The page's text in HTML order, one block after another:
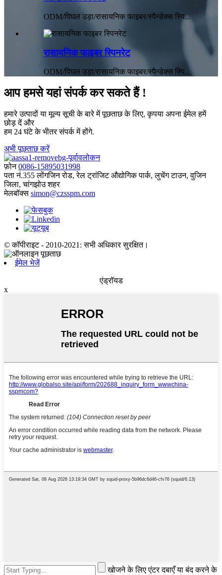
ODM/पिघल उड़ा/रासायनिक फाइबर/स्पैन्डेक्स स्पि...
रासायनिक फाइबर स्पिनरेट
ODM/पिघल उड़ा/रासायनिक फाइबर/स्पैन्डेक्स स्पि...
आप हमसे यहां संपर्क कर सकते हैं !
हमारे उत्पादों या मूल्य सूची के बारे में पूछताछ के लिए, कृपया अपना ईमेल हमें
छोड़ दें और
हम 24 घंटे के भीतर संपर्क में होंगे.
अभी पूछताछ करें
फ़ोन 0086-15895031998
पता नं.355 लोंगजिन रोड, रेल ट्रांजिट औद्योगिक पार्क, लुचेंग टाउन, वुजिन
जिला, चांगझोउ शहर
मेलबॉक्स simon@czsspm.com
© कॉपीराइट - 2010-2021: सभी अधिकार सुरक्षित।
ईमेल भेजें
एंड्रॉयड
x
खोजने के लिए एंटर दबाएँ या बंद करने के